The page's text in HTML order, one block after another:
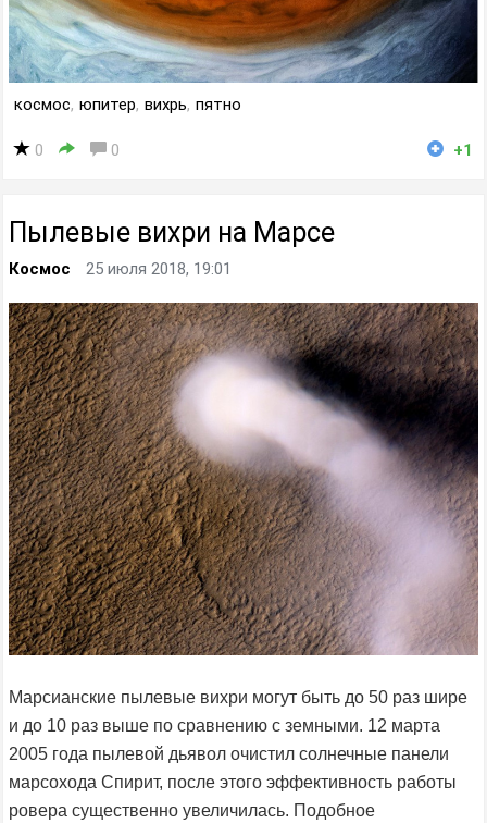
космос, юпитер, вихрь, пятно
0 0 +1
Пылевые вихри на Марсе
Космос 25 июля 2018, 19:01
Марсианские пылевые вихри могут быть до 50 раз шире
и до 10 раз выше по сравнению с земными. 12 марта
2005 года пылевой дьявол очистил солнечные панели
марсохода Спирит, после этого эффективность работы
ровера существенно увеличилась. Подобное